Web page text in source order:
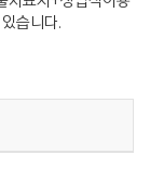
습니다.